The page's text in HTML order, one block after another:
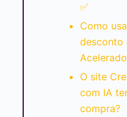
✅
Como
desconto
O site
com IA
compra?